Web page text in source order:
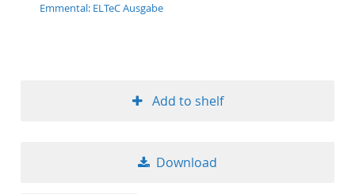
Emmental: ELTeC Ausgabe
Add to shelf
Download